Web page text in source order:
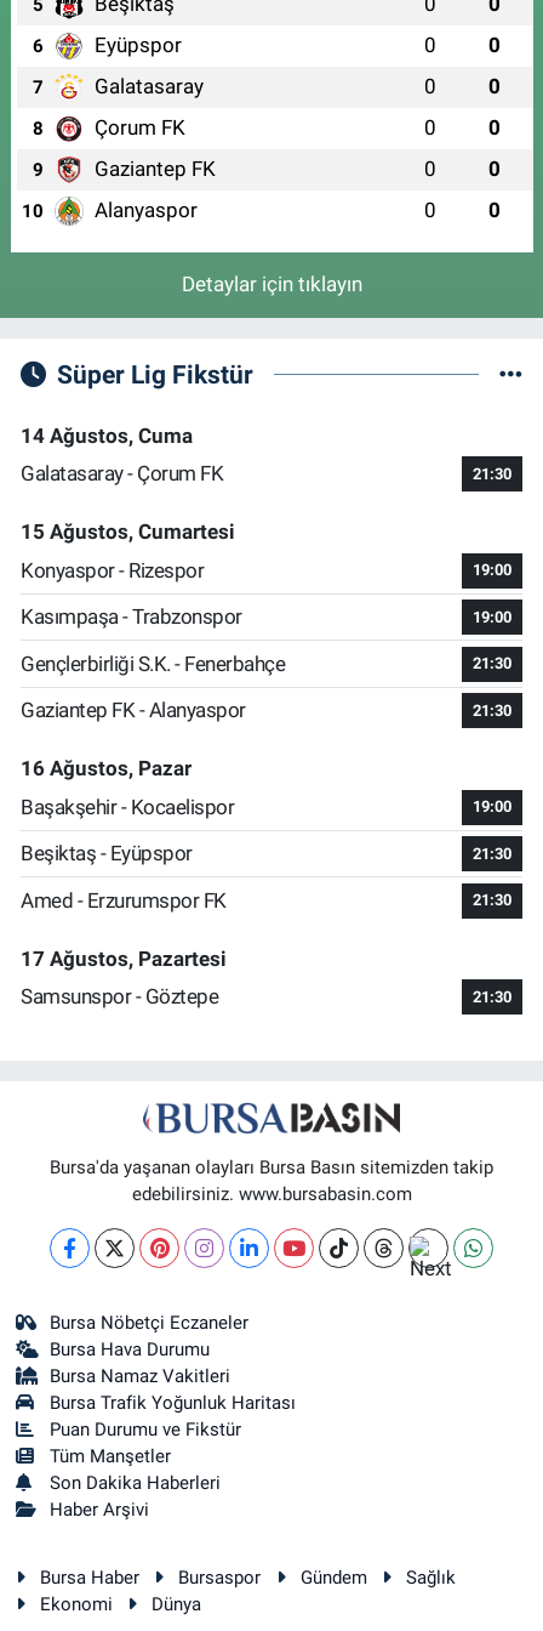
6 Eyüpspor 0 0
7 Galatasaray 0 0
8 Çorum FK 0 0
9 Gaziantep FK 0 0
10 Alanyaspor 0 0
Detaylar için tıklayın
Süper Lig Fikstür
14 Ağustos, Cuma
Galatasaray - Çorum FK
21:30
15 Ağustos, Cumartesi
Konyaspor - Rizespor
19:00
Kasımpaşa - Trabzonspor 19:00
Gençlerbirliği S.K. - Fenerbahçe 21:30
Gaziantep FK - Alanyaspor 21:30
16 Ağustos, Pazar
Başakşehir - Kocaelispor
19:00
Beşiktaş - Eyüpspor 21:30
Amed - Erzurumspor FK 21:30
17 Ağustos, Pazartesi
Samsunspor - Göztepe
21:30
Bursa'da yaşanan olayları Bursa Basın sitemizden takip
edebilirsiniz. www.bursabasin.com
Bursa Nöbetçi Eczaneler
Bursa Hava Durumu
Bursa Namaz Vakitleri
Bursa Trafik Yoğunluk Haritası
Puan Durumu ve Fikstür
Tüm Manşetler
Son Dakika Haberleri
Haber Arşivi
Bursa Haber Bursaspor Gündem
Sağlık
Ekonomi
Dünya